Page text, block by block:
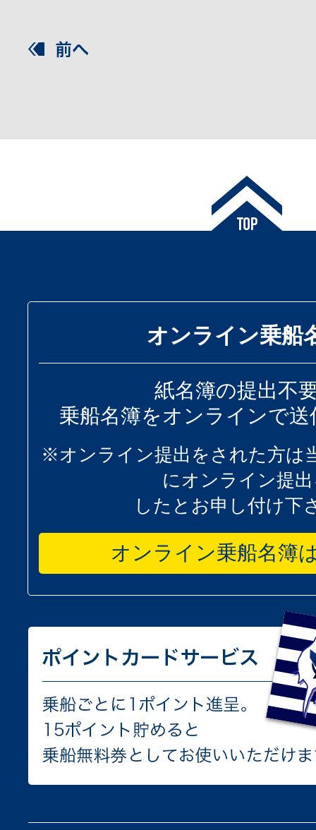
オンライン乗船
紙名簿の提出不
乗船名簿をオンラインで
※オンライン提出をされた方は
にオンライン提
したとお申し付け下
オンライン乗船名簿